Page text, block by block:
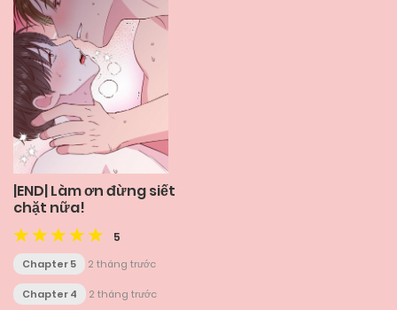
|END| Làm ơn đừng siết
chặt nữa!
5
Chapter 5 2 tháng trước
Chapter 4 2 tháng trước